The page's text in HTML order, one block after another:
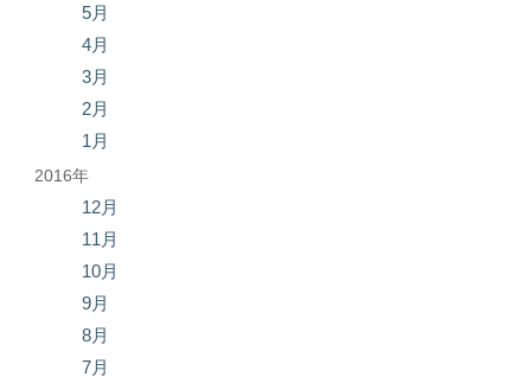
5月
4月
3月
2月
1月
2016年
12月
11月
10月
9月
8月
7月